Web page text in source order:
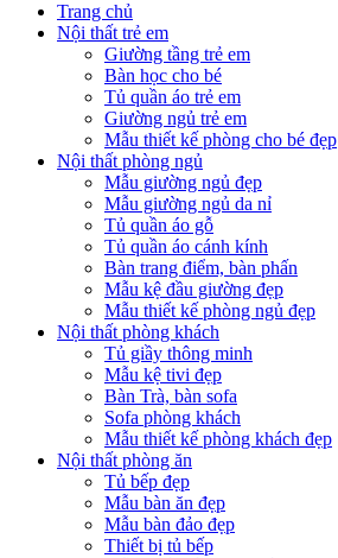
Trang chủ
Nội thất trẻ em
Giường tầng trẻ em
Bàn học cho bé
Tủ quần áo trẻ em
Giường ngủ trẻ em
Mẫu thiết kế phòng cho bé đẹp
Nội thất phòng ngủ
Mẫu giường ngủ đẹp
Mẫu giường ngủ da nỉ
Tủ quần áo gỗ
Tủ quần áo cánh kính
Bàn trang điểm, bàn phấn
Mẫu kệ đầu giường đẹp
Mẫu thiết kế phòng ngủ đẹp
Nội thất phòng khách
Tủ giầy thông minh
Mẫu kệ tivi đẹp
Bàn Trà, bàn sofa
Sofa phòng khách
Mẫu thiết kế phòng khách đẹp
Nội thất phòng ăn
Tủ bếp đẹp
Mẫu bàn ăn đẹp
Mẫu bàn đảo đẹp
Thiết bị tủ bếp